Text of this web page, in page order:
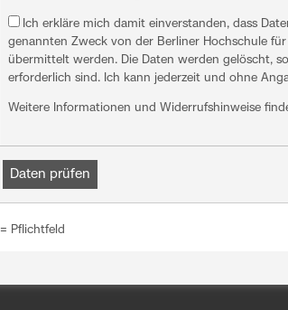
Ich erkläre mich damit einverstanden, dass
genannten Zweck von der Berliner Hochschule
übermittelt werden. Die Daten werden gelöscht,
erforderlich sind. Ich kann jederzeit und ohne
Weitere Informationen und Widerrufshinweise
= Pflichtfeld